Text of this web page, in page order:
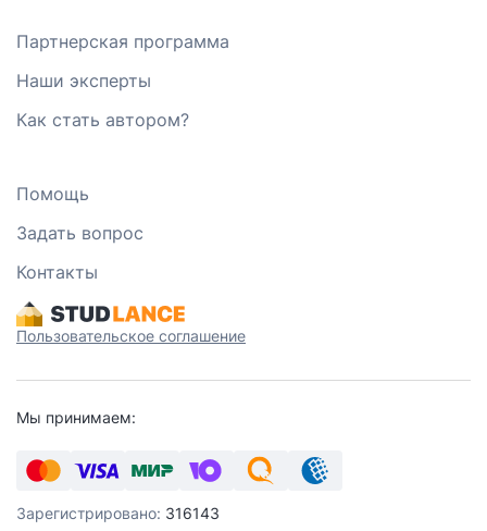
Партнерская программа
Наши эксперты
Как стать автором?
Помощь
Задать вопрос
Контакты
Пользовательское соглашение
Мы принимаем:
Зарегистрировано: 316143